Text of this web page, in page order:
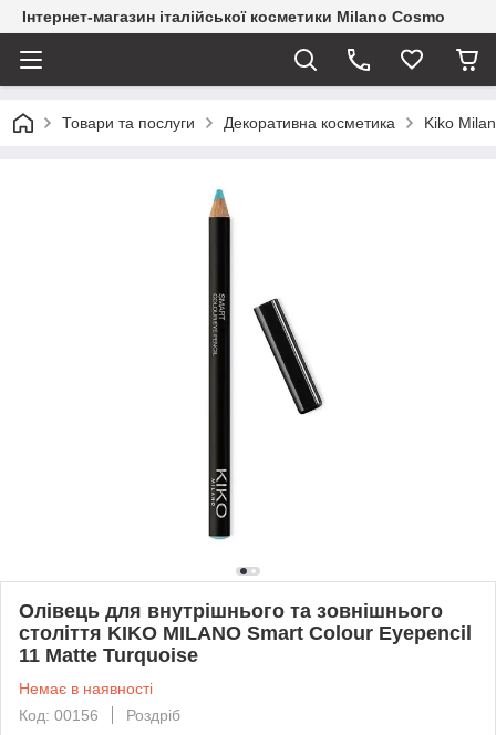
Інтернет-магазин італійської косметики Milano Cosmo
Товари та послуги Декоративна косметика Kiko
Олівець для внутрішнього та зовнішнього
століття KIKO MILANO Smart Colour Eyepencil
11 Matte Turquoise
Немає в наявності
Код: 00156
Роздріб